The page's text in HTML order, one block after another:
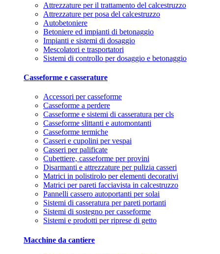
Attrezzature per il trattamento del calcestruzzo
Attrezzature per posa del calcestruzzo
Autobetoniere
Betoniere ed impianti di betonaggio
Impianti e sistemi di dosaggio
Mescolatori e trasportatori
Sistemi di controllo per dosaggio e betonaggio
Casseforme e casserature
Accessori per casseforme
Casseforme a perdere
Casseforme e sistemi di casseratura per cls
Casseforme slittanti e automontanti
Casseforme termiche
Casseri e cupolini per vespai
Casseri per palificate
Cubettiere, casseforme per provini
Disarmanti e attrezzature per pulizia casseri
Matrici in polistirolo per elementi decorativi
Matrici per pareti facciavista in calcestruzzo
Pannelli cassero autoportanti per solai
Sistemi di casseratura per pareti portanti
Sistemi di sostegno per casseforme
Sistemi e prodotti per riprese di getto
Macchine da cantiere